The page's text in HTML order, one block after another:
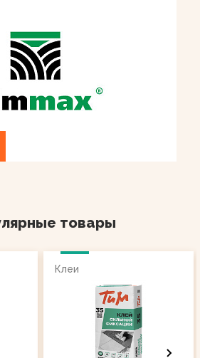
товары
Клеи